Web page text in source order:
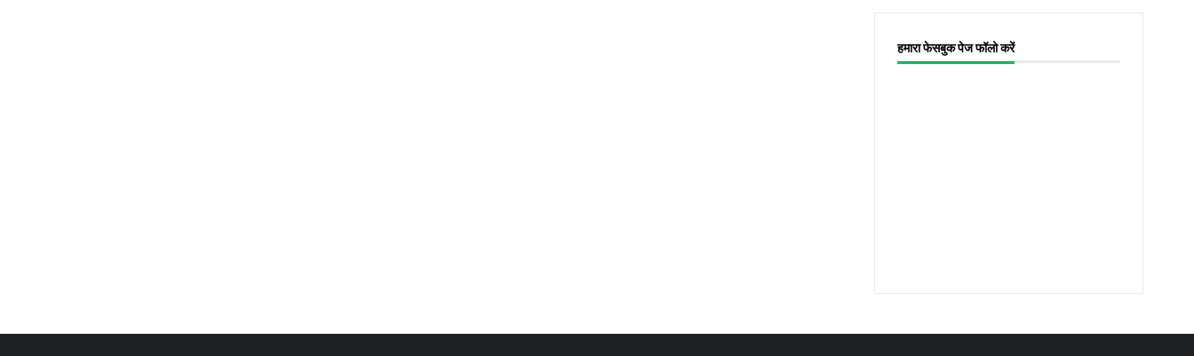
हमारा फेसबुक पेज फॉलो करें